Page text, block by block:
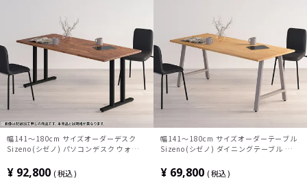
幅141～180cm サイズオーダーデスク
Sizeno(シゼノ) パソコンデスク ウォール
然木 パソコンデスク 切り欠き オフィスデ
スク テレワークデスク 勉強机 おしゃれ
¥ 92,800 税込
幅141～180cm サイズオーダーテーブル
Sizeno(シゼノ) ダイニングテーブル タモ
ーブル 長方形 食卓テーブル おしゃれ 北
欧モダン ダイニング ナチュラル
¥ 69,800 税込